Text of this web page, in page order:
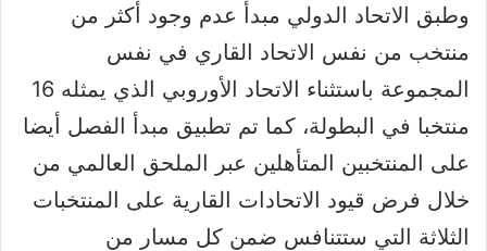
وطبق الاتحاد الدولي مبدأ عدم وجود أكثر من
منتخب من نفس الاتحاد القاري في نفس
المجموعة باستثناء الاتحاد الأوروبي الذي يمثله 16
منتخبا في البطولة، كما تم تطبيق مبدأ الفصل أيضا
على المنتخبين المتأهلين عبر الملحق العالمي من
خلال فرض قيود الاتحادات القارية على المنتخبات
الثلاثة التي ستتنافس ضمن كل مسار من